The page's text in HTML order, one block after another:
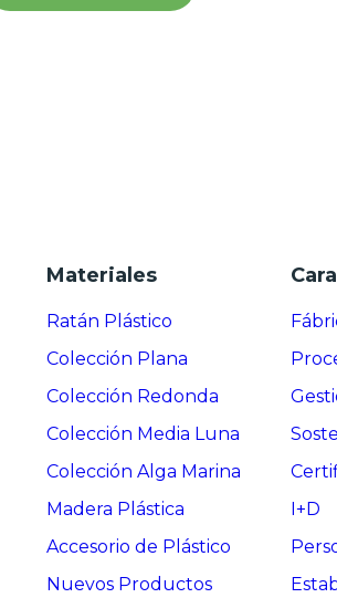
Materiales
Ratán Plástico
Colección Plana
Colección Redonda
Colección Media Luna
Colección Alga Marina
Madera Plástica
Accesorio de Plástico
Nuevos Productos
I+D